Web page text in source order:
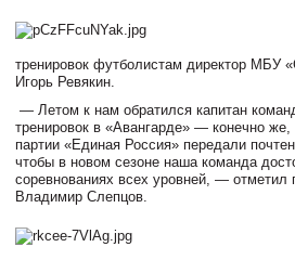
тренировок футболистам директор МБУ
Игорь Ревякин.
— Летом к нам обратился капитан
тренировок в «Авангарде» — конечно
партии «Единая Россия» передали
чтобы в новом сезоне наша команда
соревнованиях всех уровней, — отметил
Владимир Слепцов.